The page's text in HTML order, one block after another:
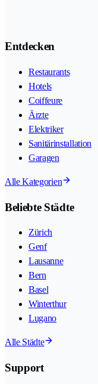
Entdecken
Restaurants
Hotels
Coiffeure
Ärzte
Elektriker
Sanitärinstallation
Garagen
Alle Kategorien
Beliebte Städte
Zürich
Genf
Lausanne
Bern
Basel
Winterthur
Lugano
Alle Städte
Support